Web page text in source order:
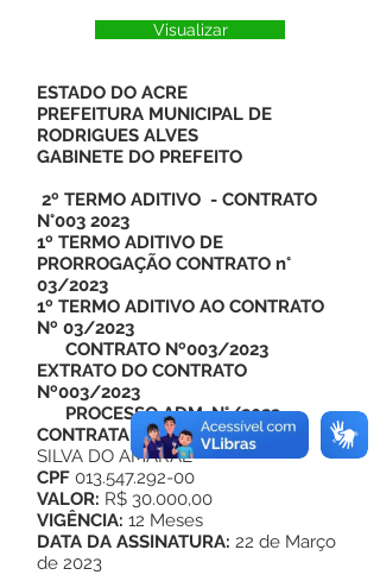
Visualizar
ESTADO DO ACRE
PREFEITURA MUNICIPAL DE
RODRIGUES ALVES
GABINETE DO PREFEITO
2º TERMO ADITIVO - CONTRATO
N°003 2023
1º TERMO ADITIVO DE
PRORROGAÇÃO CONTRATO n°
03/2023
1º TERMO ADITIVO AO CONTRATO
Nº 03/2023
CONTRATO Nº003/2023
EXTRATO DO CONTRATO
Nº003/2023
PROCESSO ADM. N°/2023
CONTRATADA:MIRLA PRISCILA
SILVA DO AMARAL
CPF 013.547.292-00
VALOR: R$ 30.000,00
VIGÊNCIA: 12 Meses
DATA DA ASSINATURA: 22 de Março
de 2023